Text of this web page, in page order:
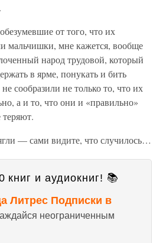
от того, что их
мальчишки, мне кажется, вообще
народ трудовой, который
в ярме, понукать и бить
сообразили не только то, что их
а и то, что они и «правильно»
— сами видите, что случилось…
книг и аудиокниг! 📚
Литрес Подписки в
неограниченным